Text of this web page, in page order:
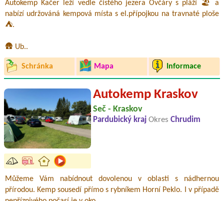
Autokemp Kačer leží vedle čistého jezera Ovčáry s pláží 🏖️ a
nabízí udržováná kempová místa s el.přípojkou na travnaté ploše
⛺.
🛖 Ub..
Schránka Mapa Informace
Autokemp Kraskov
Seč - Kraskov
Pardubický kraj Okres Chrudim
Můžeme Vám nabídnout dovolenou v oblasti s nádhernou
přírodou. Kemp sousedí přímo s rybníkem Horní Peklo. I v případě